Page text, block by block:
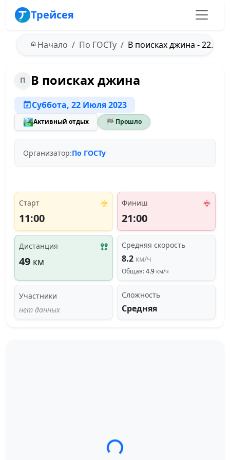
Трейсея
Начало По ГОСТу В поисках джина -
П В поисках джина
Суббота, 22 Июля 2023
🏞️Активный отдых 🏁 Прошло
Организатор:По ГОСТу
Старт
11:00
Финиш
21:00
Дистанция
49 км
Средняя скорость
8.2 км/ч
Общая:4.9 км/ч
Участники
нет данных
Сложность
Средняя
Загрузка трека...